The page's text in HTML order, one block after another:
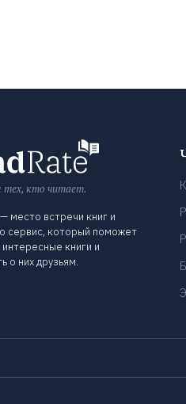
тех, кто читает.
место встречи книг и
сервис, который поможет
интересные книги и
о них друзьям.